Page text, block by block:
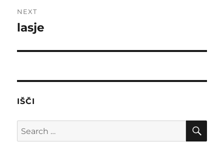
NEXT
Next
lasje
IŠČI
Search
for: